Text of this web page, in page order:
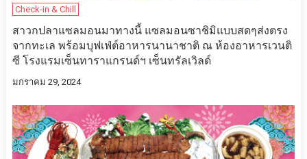
Check-in & Chill
สาวกปลาแซลมอนมาทางนี้ แซลมอนซาชิมิแบบสดๆส่งตรง
จากทะเล พร้อมบุฟเฟ่ต์อาหารนานาชาติ ณ ห้องอาหารเวนติ
ซี โรงแรมเซ็นทาราแกรนด์ฯ เซ็นทรัลเวิลด์
มกราคม 29, 2024